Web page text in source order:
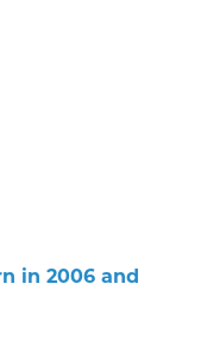
in 2006 and